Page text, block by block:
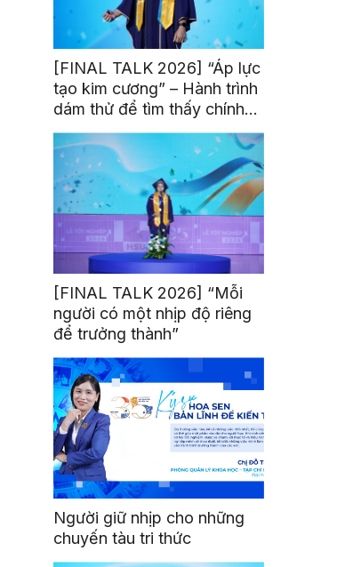
[FINAL TALK 2026] “Áp lực
tạo kim cương” – Hành trình
dám thử để tìm thấy chính
mình
[FINAL TALK 2026] “Mỗi
người có một nhịp độ riêng
để trưởng thành”
Người giữ nhịp cho những
chuyến tàu tri thức